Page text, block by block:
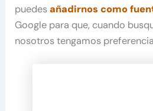
puedesañadirnos como
Google para que, cuando
nosotros tengamos